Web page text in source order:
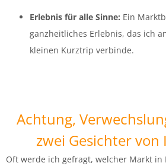
Erlebnis für alle Sinne: Ein
ganzheitliches Erlebnis, das ich
kleinen Kurztrip verbinde.
Achtung,
zwei Gesichter
Oft werde ich gefragt, welcher Markt